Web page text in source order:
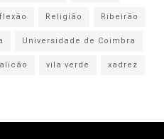
Religião
Ribeirão
Universidade de Coimbra
vila verde xadrez